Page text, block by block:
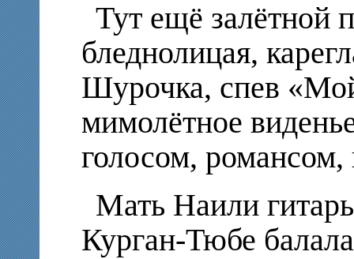
Тут ещё залётной
бледнолицая,
Шурочка, спев
мимолётное
голосом, романсом,
Мать Наили
Курган-Тюбе